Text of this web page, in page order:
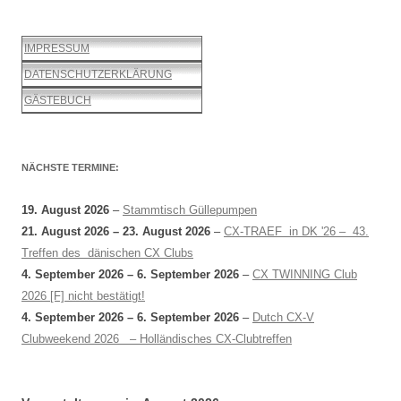
IMPRESSUM
DATENSCHUTZERKLÄRUNG
GÄSTEBUCH
NÄCHSTE TERMINE:
19. August 2026 – Stammtisch Güllepumpen
21. August 2026 – 23. August 2026 – CX-TRAEF in DK '26 – 43.
Treffen des dänischen CX Clubs
4. September 2026 – 6. September 2026 – CX TWINNING Club
2026 [F] nicht bestätigt!
4. September 2026 – 6. September 2026 – Dutch CX-V
Clubweekend 2026 – Holländisches CX-Clubtreffen